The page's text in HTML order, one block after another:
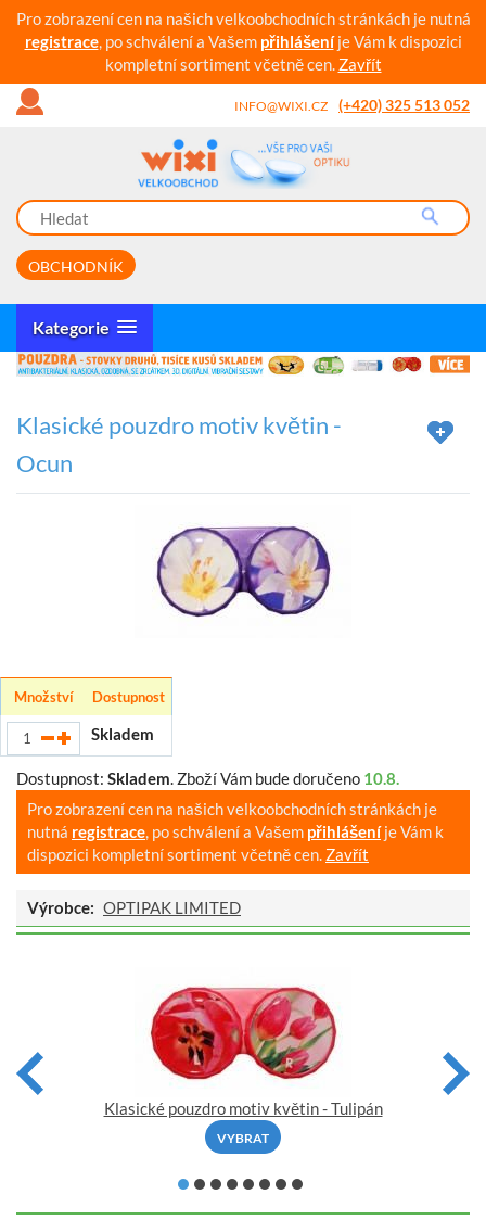
Pro zobrazení cen na našich velkoobchodních stránkách je nutná
registrace, po schválení a Vašem přihlášeníje Vám k dispozici
kompletní sortiment včetně cen. Zavřít
INFO@WIXI.CZ (+420) 325 513 052
OBCHODNÍK
Kategorie
Klasické pouzdro motiv květin -
Ocun
Množství Dostupnost
Skladem
Dostupnost: Skladem. Zboží Vám bude doručeno 10.8.
Pro zobrazení cen na našich velkoobchodních stránkách je
nutná registrace, po schválení a Vašem přihlášeníje Vám k
dispozici kompletní sortiment včetně cen. Zavřít
Výrobce: OPTIPAK LIMITED
Klasické pouzdro motiv květin - Tulipán
VYBRAT